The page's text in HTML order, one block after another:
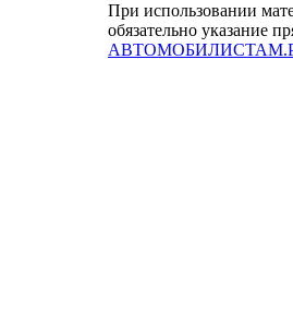
При использовании
обязательно указание